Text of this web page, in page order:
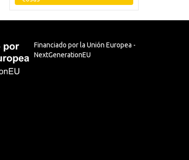
Financiado por la Unión Europea -
NextGenerationEU